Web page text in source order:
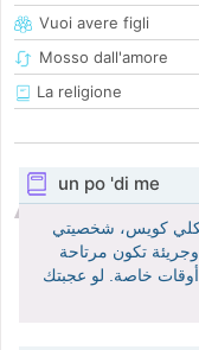
Vuoi avere figli
Mosso dall'amore
La religione
un po 'di me
شكلي كويس، شخصيتي
تكون مرتاحة
خاصة. لو عجبتك